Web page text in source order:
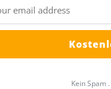
Kein Spam